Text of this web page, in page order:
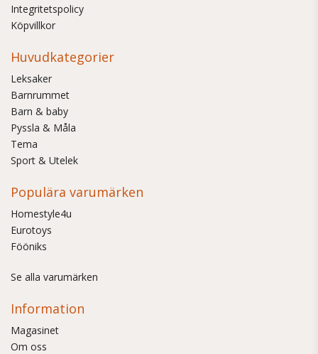
Integritetspolicy
Köpvillkor
Huvudkategorier
Leksaker
Barnrummet
Barn & baby
Pyssla & Måla
Tema
Sport & Utelek
Populära varumärken
Homestyle4u
Eurotoys
Fööniks
Se alla varumärken
Information
Magasinet
Om oss